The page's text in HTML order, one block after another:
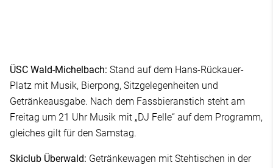
ÜSC Wald-Michelbach: Stand auf dem Hans-Rückauer-
Platz mit Musik, Bierpong, Sitzgelegenheiten und
Getränkeausgabe. Nach dem Fassbieranstich steht am
Freitag um 21 Uhr Musik mit „DJ Felle“ auf dem Programm,
gleiches gilt für den Samstag.
Skiclub Überwald: Getränkewagen mit Stehtischen in der